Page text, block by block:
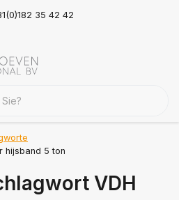
35 42 42
hijsband 5 ton
VDH